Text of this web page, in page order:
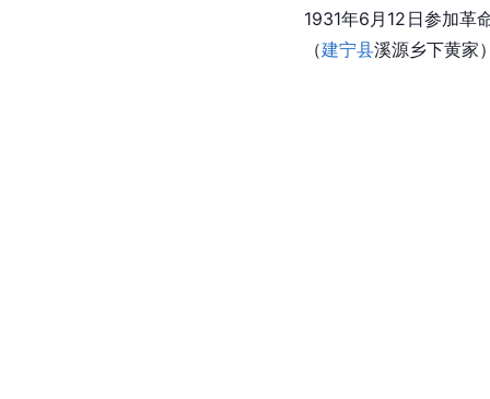
1931年6月12日参加革
（建宁县溪源乡下黄家